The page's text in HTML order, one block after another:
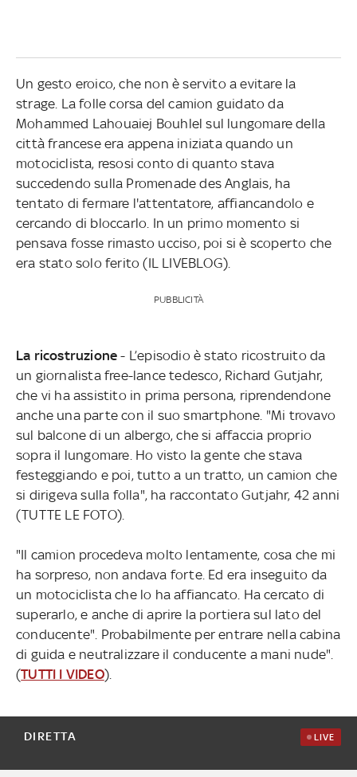
Un gesto eroico, che non è servito a evitare la
strage. La folle corsa del camion guidato da
Mohammed Lahouaiej Bouhlel sul lungomare della
città francese era appena iniziata quando un
motociclista, resosi conto di quanto stava
succedendo sulla Promenade des Anglais, ha
tentato di fermare l'attentatore, affiancandolo e
cercando di bloccarlo. In un primo momento si
pensava fosse rimasto ucciso, poi si è scoperto che
era stato solo ferito (IL LIVEBLOG).
PUBBLICITÀ
La ricostruzione - L’episodio è stato ricostruito da
un giornalista free-lance tedesco, Richard Gutjahr,
che vi ha assistito in prima persona, riprendendone
anche una parte con il suo smartphone. "Mi trovavo
sul balcone di un albergo, che si affaccia proprio
sopra il lungomare. Ho visto la gente che stava
festeggiando e poi, tutto a un tratto, un camion che
si dirigeva sulla folla", ha raccontato Gutjahr, 42 anni
(TUTTE LE FOTO).
"Il camion procedeva molto lentamente, cosa che mi
ha sorpreso, non andava forte. Ed era inseguito da
un motociclista che lo ha affiancato. Ha cercato di
superarlo, e anche di aprire la portiera sul lato del
conducente". Probabilmente per entrare nella cabina
di guida e neutralizzare il conducente a mani nude".
(TUTTI I VIDEO).
DIRETTA LIVE